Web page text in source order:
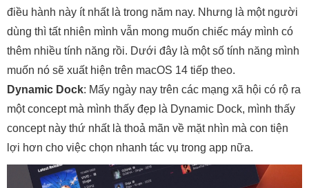
điều hành này ít nhất là trong năm nay. Nhưng là một người
dùng thì tất nhiên mình vẫn mong muốn chiếc máy mình có
thêm nhiều tính năng rồi. Dưới đây là một số tính năng mình
muốn nó sẽ xuất hiện trên macOS 14 tiếp theo.
Dynamic Dock: Mấy ngày nay trên các mạng xã hội có rộ ra
một concept mà mình thấy đẹp là Dynamic Dock, mình thấy
concept này thứ nhất là thoả mãn về mặt nhìn mà con tiện
lợi hơn cho việc chọn nhanh tác vụ trong app nữa.